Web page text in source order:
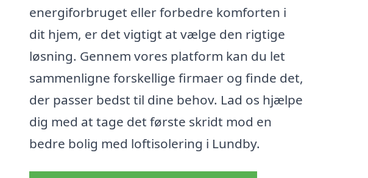
energiforbruget eller forbedre komforten i
dit hjem, er det vigtigt at vælge den rigtige
løsning. Gennem vores platform kan du let
sammenligne forskellige firmaer og finde det,
der passer bedst til dine behov. Lad os hjælpe
dig med at tage det første skridt mod en
bedre bolig med loftisolering i Lundby.